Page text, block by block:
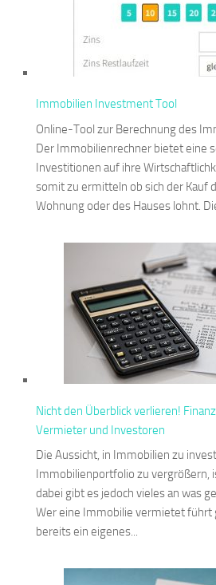
Immobilien Investment Tool
Online-Tool zur Berechnung des
Der Immobilienrechner bietet eine
Investitionen auf ihre
somit zu ermitteln ob sich der Kauf
Wohnung oder des Hauses lohnt.
Nicht den Überblick verlieren!
Vermieter und Investoren
Die Aussicht, in Immobilien zu
Immobilienportfolio zu vergrößern,
dabei gibt es jedoch vieles an was
Wer eine Immobilie vermietet führt
bereits ein eigenes...